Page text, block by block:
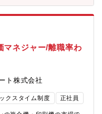
術部門のエンジニアが同行
アポ / フォームマーケ / メー
手法は固定されたものでは
ProVisionの営業に落としこ
SaaS企業やSIer企業、ゲー
クライアントとなります。
まで幅広く、今後はエン
マネジャー/離職率わ
ト株式会社
クスタイム制度 正社員